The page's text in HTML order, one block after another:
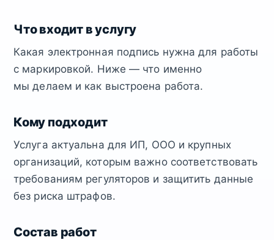
Что входит в услугу
Какая электронная подпись нужна для работы
с маркировкой. Ниже — что именно
мы делаем и как выстроена работа.
Кому подходит
Услуга актуальна для ИП, ООО и крупных
организаций, которым важно соответствовать
требованиям регуляторов и защитить данные
без риска штрафов.
Состав работ